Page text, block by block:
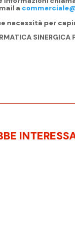
a
necessità per
SINERGICA